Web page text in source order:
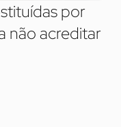
por
não acreditar